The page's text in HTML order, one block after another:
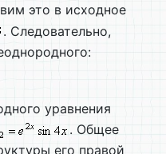
это в исходное
. Следовательно,
уравнения
. Общее
его правой